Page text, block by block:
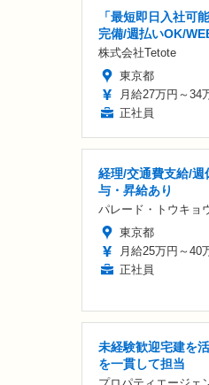
「最短即日入社可
完備/週払いOK/
株式会社Tetote
東京都
月給27万円～34
正社員
経理/交通費支給/
与・昇給あり
パレード・トウキョ
東京都
月給25万円～40
正社員
未経験歓迎宅建を
を一貫して担当